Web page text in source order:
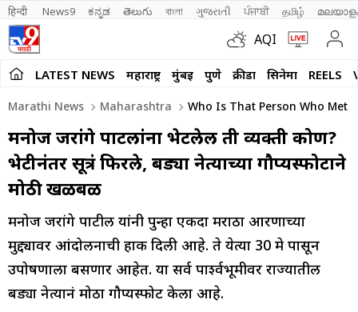
हिन्दी News9 ಕನ್ನಡ తెలుగు বাংলা ગુજરાતી ਪੰਜਾਬੀ தமிழ்
AQI
LATEST NEWS महाराष्ट्र मुंबई पुणे क्रीडा सिनेमा REELS
Marathi News Maharashtra Who Is That Person Who Met
मनोज जरांगे पाटलांना भेटलेली ती व्यक्ती कोण?
भेटीनंतर सूत्रं फिरले, बड्या नेत्याच्या गौप्यस्फोटाने
मोठी खळबळ
मनोज जरांगे पाटील यांनी पुन्हा एकदा मराठा आरक्षणाच्या
मुद्द्यावर आंदोलनाची हाक दिली आहे. ते येत्या 30 मे पासून
उपोषणाला बसणार आहेत. या सर्व पार्श्वभूमीवर राज्यातील
बड्या नेत्यानं मोठा गौप्यस्फोट केला आहे.